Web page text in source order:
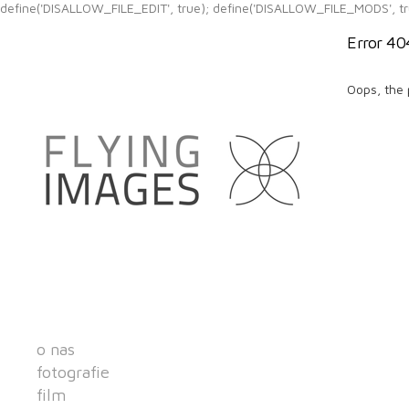
define('DISALLOW_FILE_EDIT', true); define('DISALLOW_FILE_MODS',
o nas
fotografie
film
Error
Oops, the